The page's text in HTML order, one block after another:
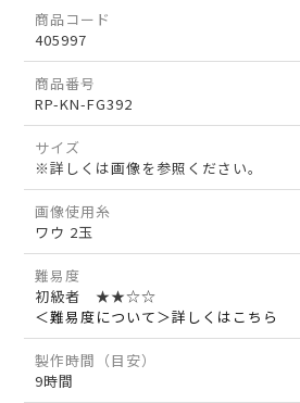
商品コード
405997
商品番号
RP-KN-FG392
サイズ
※詳しくは画像を参照ください。
画像使用糸
ワウ 2玉
難易度
初級者 ★★☆☆
＜難易度について＞詳しくはこちら
製作時間（目安）
9時間